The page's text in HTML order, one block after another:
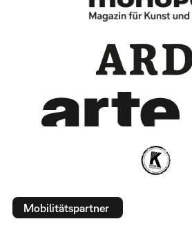
Mobilitätspartner